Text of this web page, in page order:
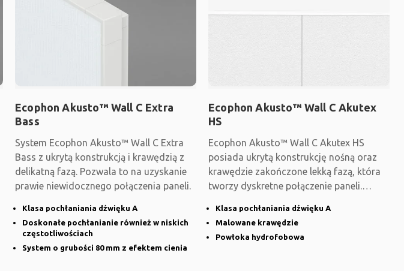
Ecophon Akusto™ Wall C Extra
Bass
System Ecophon Akusto™ Wall C Extra
Bass z ukrytą konstrukcją i krawędzią z
delikatną fazą. Pozwala to na uzyskanie
prawie niewidocznego połączenia paneli.
Klasa pochłaniania dźwięku A
Doskonałe pochłanianie również w niskich
częstotliwościach
System o grubości 80 mm z efektem cienia
Ecophon Akusto™ Wall C Akutex
HS
Ecophon Akusto™ Wall C Akutex HS
posiada ukrytą konstrukcję nośną oraz
krawędzie zakończone lekką fazą, która
tworzy dyskretne połączenie paneli.
Klasa pochłaniania dźwięku A
Malowane krawędzie
Powłoka hydrofobowa